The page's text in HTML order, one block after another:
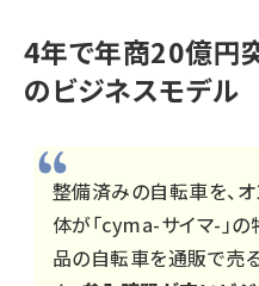
4年で年商20億円
のビジネスモデル
整備済みの自転車を、オ
体が「cyma-サイマ-」の
品の自転車を通販で売